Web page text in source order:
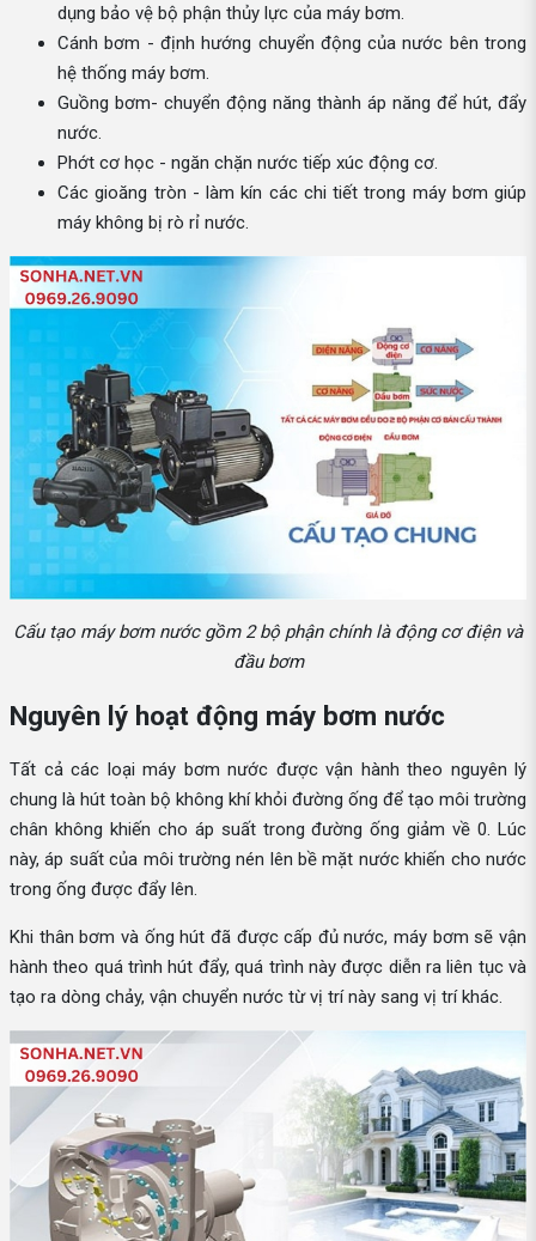
dụng bảo vệ bộ phận thủy lực của máy bơm.
Cánh bơm - định hướng chuyển động của nước bên trong
hệ thống máy bơm.
Guồng bơm- chuyển động năng thành áp năng để hút, đẩy
nước.
Phớt cơ học - ngăn chặn nước tiếp xúc động cơ.
Các gioăng tròn - làm kín các chi tiết trong máy bơm giúp
máy không bị rò rỉ nước.
Cấu tạo máy bơm nước gồm 2 bộ phận chính là động cơ điện và
đầu bơm
Nguyên lý hoạt động máy bơm nước
Tất cả các loại máy bơm nước được vận hành theo nguyên lý
chung là hút toàn bộ không khí khỏi đường ống để tạo môi trường
chân không khiến cho áp suất trong đường ống giảm về 0. Lúc
này, áp suất của môi trường nén lên bề mặt nước khiến cho nước
trong ống được đẩy lên.
Khi thân bơm và ống hút đã được cấp đủ nước, máy bơm sẽ vận
hành theo quá trình hút đẩy, quá trình này được diễn ra liên tục và
tạo ra dòng chảy, vận chuyển nước từ vị trí này sang vị trí khác.